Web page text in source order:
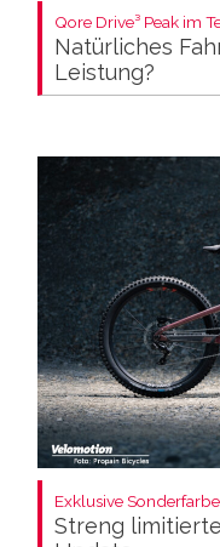
Qore Drive³ Peak im
Natürliches
Leistung?
Exklusive
Streng